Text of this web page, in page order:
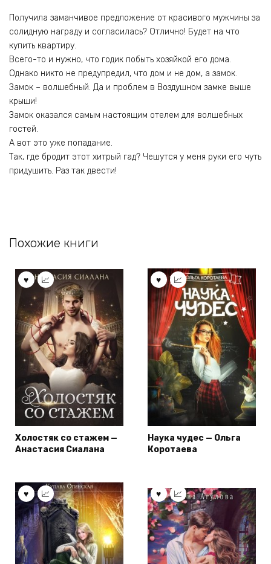
Получила заманчивое предложение от красивого мужчины за
солидную награду и согласилась? Отлично! Будет на что
купить квартиру.
Всего-то и нужно, что годик побыть хозяйкой его дома.
Однако никто не предупредил, что дом и не дом, а замок.
Замок – волшебный. Да и проблем в Воздушном замке выше
крыши!
Замок оказался самым настоящим отелем для волшебных
гостей.
А вот это уже попадание.
Так, где бродит этот хитрый гад? Чешутся у меня руки его чуть
придушить. Раз так двести!
Похожие книги
Холостяк со стажем —
Анастасия Сиалана
Наука чудес — Ольга
Коротаева